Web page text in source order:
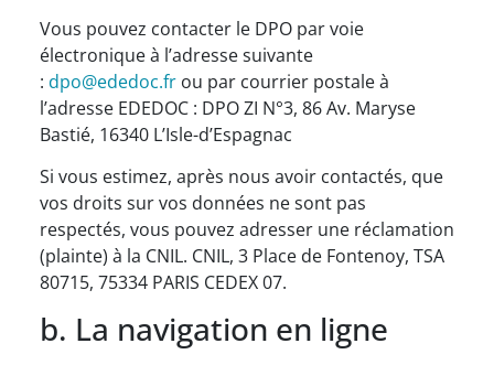
Vous pouvez contacter le DPO par voie
électronique à l’adresse suivante
: dpo@ededoc.frou par courrier postale à
l’adresse EDEDOC : DPO ZI N°3, 86 Av. Maryse
Bastié, 16340 L’Isle-d’Espagnac
Si vous estimez, après nous avoir contactés, que
vos droits sur vos données ne sont pas
respectés, vous pouvez adresser une réclamation
(plainte) à la CNIL. CNIL, 3 Place de Fontenoy, TSA
80715, 75334 PARIS CEDEX 07.
b. La navigation en ligne